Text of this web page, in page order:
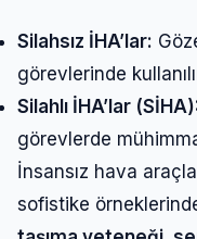
Silahsız İHA’lar:
görevlerinde
Silahlı İHA’lar
görevlerde
İnsansız hava
sofistike